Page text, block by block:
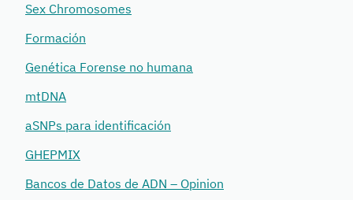
Sex Chromosomes
Formación
Genética Forense no humana
mtDNA
aSNPs para identificación
GHEPMIX
Bancos de Datos de ADN – Opinion